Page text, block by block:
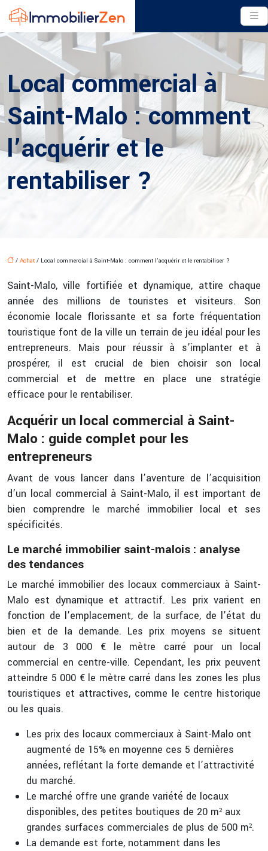
Local commercial à
Saint-Malo : comment
l’acquérir et le
rentabiliser ?
/ Achat / Local commercial à Saint-Malo : comment l’acquérir et le rentabiliser ?
Saint-Malo, ville fortifiée et dynamique, attire chaque
année des millions de touristes et visiteurs. Son
économie locale florissante et sa forte fréquentation
touristique font de la ville un terrain de jeu idéal pour les
entrepreneurs. Mais pour réussir à s’implanter et à
prospérer, il est crucial de bien choisir son local
commercial et de mettre en place une stratégie
efficace pour le rentabiliser.
Acquérir un local commercial à Saint-
Malo : guide complet pour les
entrepreneurs
Avant de vous lancer dans l’aventure de l’acquisition
d’un local commercial à Saint-Malo, il est important de
bien comprendre le marché immobilier local et ses
spécificités.
Le marché immobilier saint-malois : analyse
des tendances
Le marché immobilier des locaux commerciaux à Saint-
Malo est dynamique et attractif. Les prix varient en
fonction de l’emplacement, de la surface, de l’état du
bien et de la demande. Les prix moyens se situent
autour de 3 000 € le mètre carré pour un local
commercial en centre-ville. Cependant, les prix peuvent
atteindre 5 000 € le mètre carré dans les zones les plus
touristiques et attractives, comme le centre historique
ou les quais.
Les prix des locaux commerciaux à Saint-Malo ont
augmenté de 15% en moyenne ces 5 dernières
années, reflétant la forte demande et l’attractivité
du marché.
Le marché offre une grande variété de locaux
disponibles, des petites boutiques de 20 m² aux
grandes surfaces commerciales de plus de 500 m².
La demande est forte, notamment dans les